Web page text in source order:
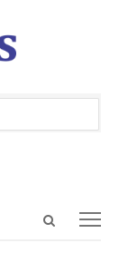
Open